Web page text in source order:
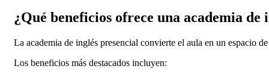
¿Qué beneficios ofrece una academia de
La academia de inglés presencial convierte el aula en un espacio
Los beneficios más destacados incluyen: